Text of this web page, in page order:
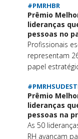
#PMRHBR
Prêmio
lideranças
pessoas no
Profissionais
representam
papel
Prêmio
lideranças
pessoas na
As 50
RH avançam